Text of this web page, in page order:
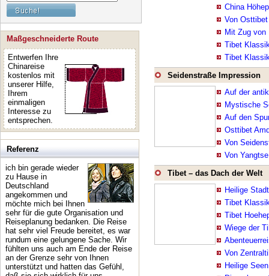
Maßgeschneiderte Route
Entwerfen Ihre
Chinareise
kostenlos mit
unserer Hilfe,
Ihrem
einmaligen
Interesse zu
entsprechen.
Referenz
ich bin gerade wieder
zu Hause in
Deutschland
angekommen und
möchte mich bei Ihnen
sehr für die gute Organisation und
Reiseplanung bedanken. Die Reise
hat sehr viel Freude bereitet, es war
rundum eine gelungene Sache. Wir
fühlten uns auch am Ende der Reise
an der Grenze sehr von Ihnen
unterstützt und hatten das Gefühl,
China
Von
Mit Zug von
Tibet
Tibet
Seidenstraße Impression
Auf der
Mystische
Auf den
Osttibet
Von
Von
Tibet – das Dach der Welt
Heilige
Tibet
Tibet
Wiege der
Von
Heilige